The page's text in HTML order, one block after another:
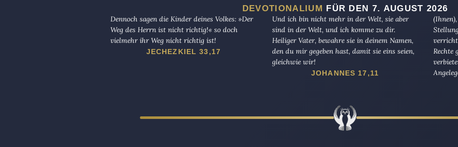
DEVOTIONALIUM FÜR DEN 7. AUGUST 2026
Dennoch sagen die Kinder deines Volkes: »Der
Weg des Herrn ist nicht richtig!« so doch
vielmehr ihr Weg nicht richtig ist!
JECHEZKIEL 33,17
Und ich bin nicht mehr in der Welt, sie aber
sind in der Welt, und ich komme zu dir.
Heiliger Vater, bewahre sie in deinem Namen,
den du mir gegeben hast, damit sie eins seien,
gleichwie wir!
JOHANNES 17,11
Rechte